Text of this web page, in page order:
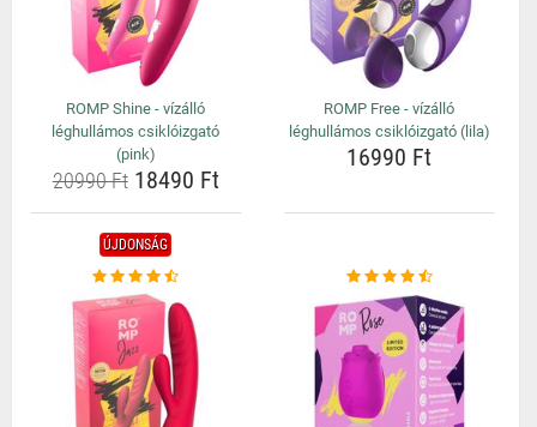
ROMP Shine - vízálló
léghullámos csiklóizgató
(pink)
20990 Ft18490 Ft
ROMP Free - vízálló
léghullámos csiklóizgató (lila)
16990 Ft
ÚJDONSÁG